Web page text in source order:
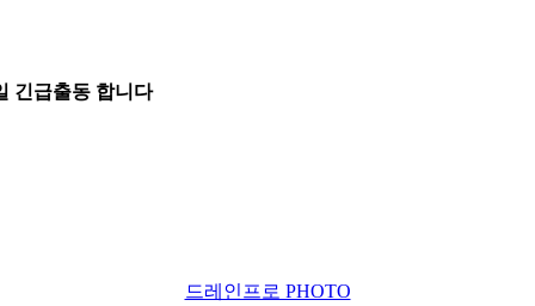
긴급출동 합니다
드레인프로 PHOTO